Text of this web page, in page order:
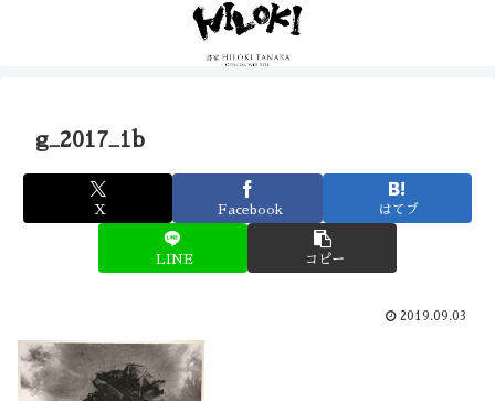
g_2017_1b
X Facebook はてブ
LINE コピー
2019.09.03